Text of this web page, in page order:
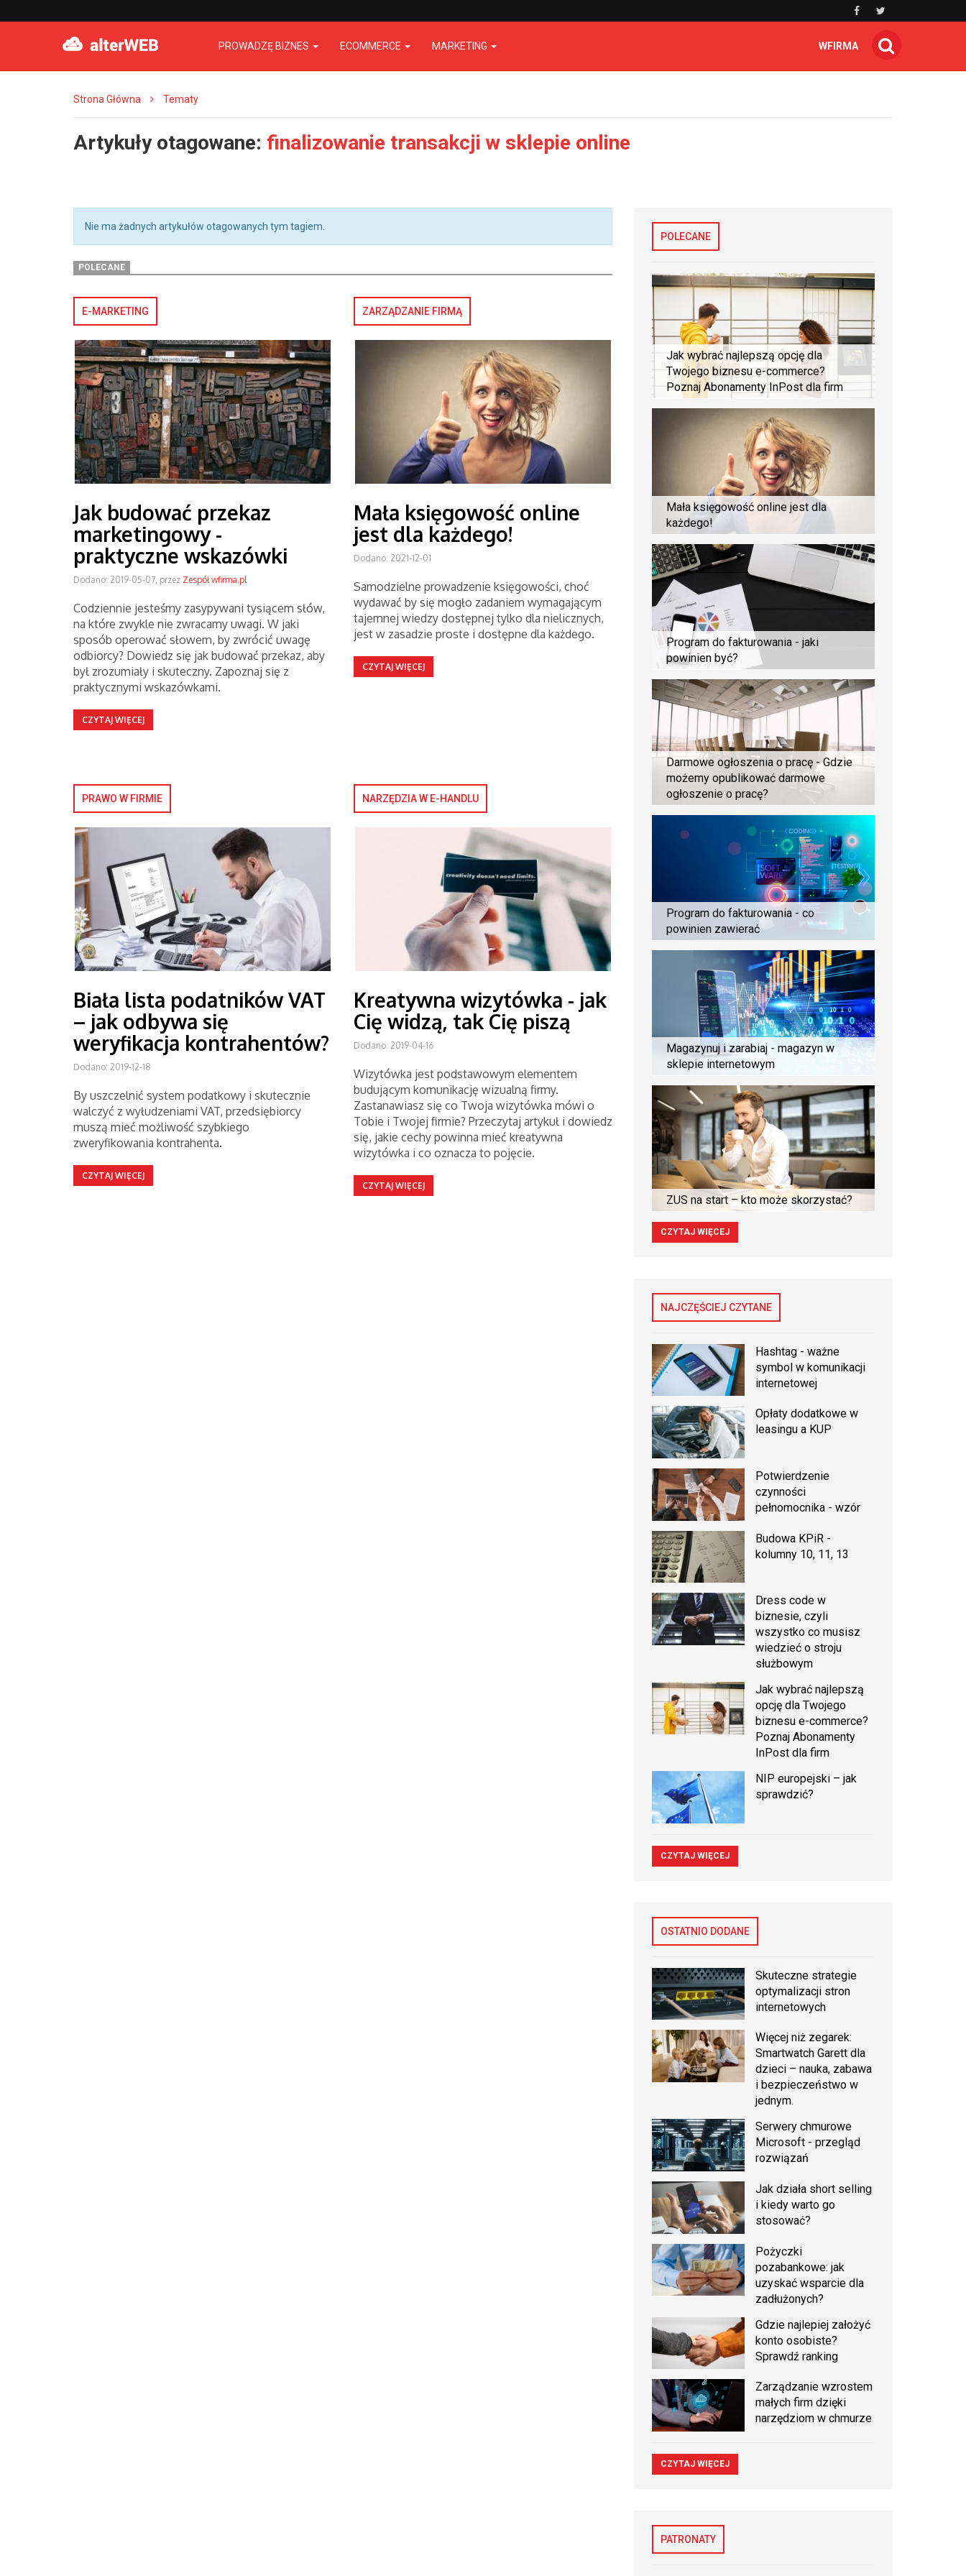
PROWADZĘ BIZNES ECOMMERCE MARKETING WFIRMA
Strona Główna Tematy
Artykuły otagowane: finalizowanie transakcji w sklepie online
Nie ma żadnych artykułów otagowanych tym tagiem.
POLECANE
E-MARKETING
Jak budować przekaz
marketingowy -
praktyczne wskazówki
Dodano: 2019-05-07, przez Zespół wfirma.pl
Codziennie jesteśmy zasypywani tysiącem słów,
na które zwykle nie zwracamy uwagi. W jaki
sposób operować słowem, by zwrócić uwagę
odbiorcy? Dowiedz się jak budować przekaz, aby
był zrozumiały i skuteczny. Zapoznaj się z
praktycznymi wskazówkami.
CZYTAJ WIĘCEJ
ZARZĄDZANIE FIRMĄ
Mała księgowość online
jest dla każdego!
Dodano: 2021-12-01
Samodzielne prowadzenie księgowości, choć
wydawać by się mogło zadaniem wymagającym
tajemnej wiedzy dostępnej tylko dla nielicznych,
jest w zasadzie proste i dostępne dla każdego.
CZYTAJ WIĘCEJ
PRAWO W FIRMIE
Biała lista podatników VAT
– jak odbywa się
weryfikacja kontrahentów?
Dodano: 2019-12-18
By uszczelnić system podatkowy i skutecznie
walczyć z wyłudzeniami VAT, przedsiębiorcy
muszą mieć możliwość szybkiego
zweryfikowania kontrahenta.
CZYTAJ WIĘCEJ
NARZĘDZIA W E-HANDLU
Kreatywna wizytówka - jak
Cię widzą, tak Cię piszą
Dodano: 2019-04-16
Wizytówka jest podstawowym elementem
budującym komunikację wizualną firmy.
Zastanawiasz się co Twoja wizytówka mówi o
Tobie i Twojej firmie? Przeczytaj artykuł i dowiedz
się, jakie cechy powinna mieć kreatywna
wizytówka i co oznacza to pojęcie.
CZYTAJ WIĘCEJ
POLECANE
Jak wybrać najlepszą opcję dla
Twojego biznesu e-commerce?
Poznaj Abonamenty InPost dla firm
Mała księgowość online jest dla
każdego!
Program do fakturowania - jaki
powinien być?
Darmowe ogłoszenia o pracę - Gdzie
możemy opublikować darmowe
ogłoszenie o pracę?
Program do fakturowania - co
powinien zawierać
Magazynuj i zarabiaj - magazyn w
sklepie internetowym
ZUS na start – kto może skorzystać?
CZYTAJ WIĘCEJ
NAJCZĘŚCIEJ CZYTANE
Hashtag - ważne
symbol w komunikacji
internetowej
Opłaty dodatkowe w
leasingu a KUP
Potwierdzenie
czynności
pełnomocnika - wzór
Budowa KPiR -
kolumny 10, 11, 13
Dress code w
biznesie, czyli
wszystko co musisz
wiedzieć o stroju
służbowym
Jak wybrać najlepszą
opcję dla Twojego
biznesu e-commerce?
Poznaj Abonamenty
InPost dla firm
NIP europejski – jak
sprawdzić?
CZYTAJ WIĘCEJ
OSTATNIO DODANE
Skuteczne strategie
optymalizacji stron
internetowych
Więcej niż zegarek:
Smartwatch Garett dla
dzieci – nauka, zabawa
i bezpieczeństwo w
jednym.
Serwery chmurowe
Microsoft - przegląd
rozwiązań
Jak działa short selling
i kiedy warto go
stosować?
Pożyczki
pozabankowe: jak
uzyskać wsparcie dla
zadłużonych?
Gdzie najlepiej założyć
konto osobiste?
Sprawdź ranking
Zarządzanie wzrostem
małych firm dzięki
narzędziom w chmurze
CZYTAJ WIĘCEJ
PATRONATY